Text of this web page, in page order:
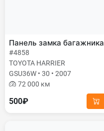
Панель замка багажника
#4858
TOYOTA HARRIER
GSU36W • 30 • 2007
72 000 км
500₽